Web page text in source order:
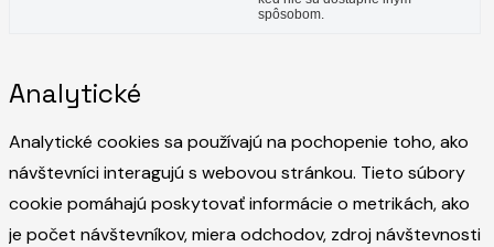
spôsobom.
Analytické
Analytické cookies sa používajú na pochopenie toho, ako
návštevníci interagujú s webovou stránkou. Tieto súbory
cookie pomáhajú poskytovať informácie o metrikách, ako
je počet návštevníkov, miera odchodov, zdroj návštevnosti